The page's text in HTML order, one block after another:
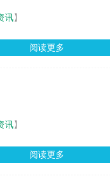
讯】
阅读更多
讯】
阅读更多